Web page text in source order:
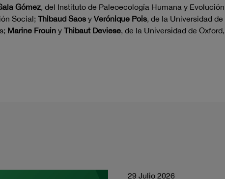
Gómez, del Instituto de Paleoecología Humana y
Social; Thibaud Saos y Verónique Pois, de la Universidad
Marine Frouin y Thibaut Deviese, de la Universidad de
29 Julio 2026